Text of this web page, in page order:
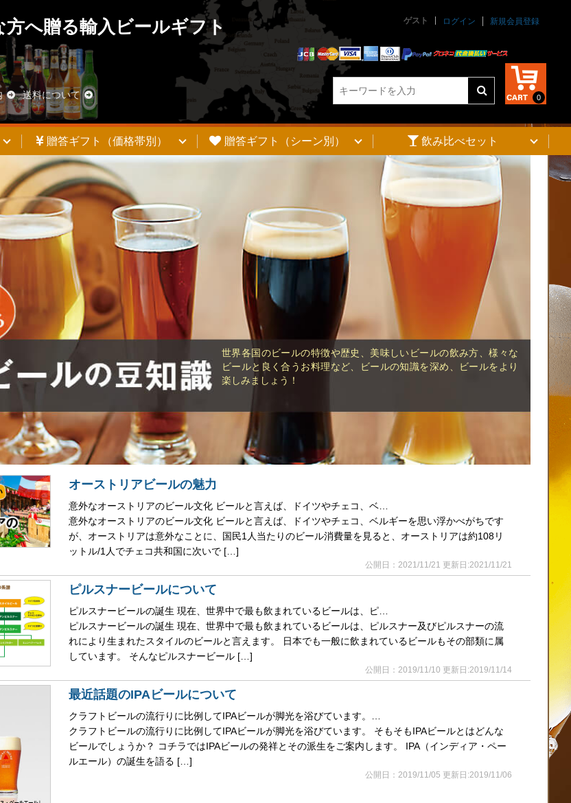
方へ贈る輸入ビールギフト ゲスト ログイン 新規会員登録
0
送料について
贈答ギフト（価格帯別） 贈答ギフト（シーン別） 飲み比べセット
世界各国のビールの特徴や歴史、美味しいビールの飲み方、様々な
ビールと良く合うお料理など、ビールの知識を深め、ビールをより
楽しみましょう！
オーストリアビールの魅力
意外なオーストリアのビール文化 ビールと言えば、ドイツやチェコ、ベ…
意外なオーストリアのビール文化 ビールと言えば、ドイツやチェコ、ベルギーを思い浮かべがちです
が、オーストリアは意外なことに、国民1人当たりのビール消費量を見ると、オーストリアは約108リ
ットル/1人でチェコ共和国に次いで […]
公開日：2021/11/21 更新日:2021/11/21
ピルスナービールについて
ピルスナービールの誕生 現在、世界中で最も飲まれているビールは、ピ…
ピルスナービールの誕生 現在、世界中で最も飲まれているビールは、ピルスナー及びピルスナーの流
れにより生まれたスタイルのビールと言えます。 日本でも一般に飲まれているビールもその部類に属
しています。 そんなピルスナービール […]
公開日：2019/11/10 更新日:2019/11/14
最近話題のIPAビールについて
クラフトビールの流行りに比例してIPAビールが脚光を浴びています。…
クラフトビールの流行りに比例してIPAビールが脚光を浴びています。 そもそもIPAビールとはどんな
ビールでしょうか？ コチラではIPAビールの発祥とその派生をご案内します。 IPA（インディア・ペー
ルエール）の誕生を語る […]
公開日：2019/11/05 更新日:2019/11/06